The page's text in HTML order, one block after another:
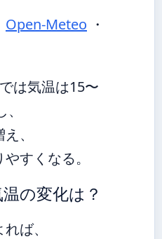
Open-Meteo ・
は気温は15〜
、
すくなる。
の変化は？
ば、